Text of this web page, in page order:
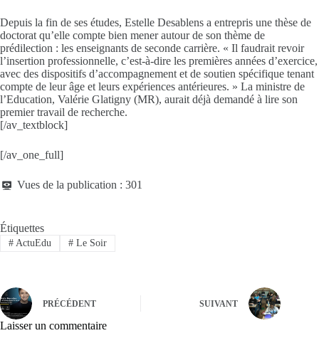
Depuis la fin de ses études, Estelle Desablens a entrepris une thèse de
doctorat qu’elle compte bien mener autour de son thème de
prédilection : les enseignants de seconde carrière. « Il faudrait revoir
l’insertion professionnelle, c’est-à-dire les premières années d’exercice,
avec des dispositifs d’accompagnement et de soutien spécifique tenant
compte de leur âge et leurs expériences antérieures. » La ministre de
l’Education, Valérie Glatigny (MR), aurait déjà demandé à lire son
premier travail de recherche.
[/av_textblock]
[/av_one_full]
Vues de la publication : 301
Étiquettes
#ActuEdu #Le Soir
PRÉCÉDENT SUIVANT
Laisser un commentaire